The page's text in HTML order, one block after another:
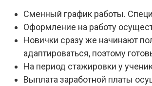
Сменный график работы.
Оформление на работу
Новички сразу же начинают
адаптироваться, поэтому
На период стажировки у
Выплата заработной платы